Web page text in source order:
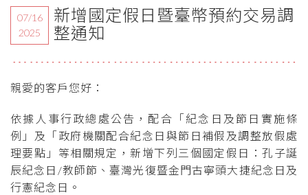
金融資訊
07/16
2025
新增國定假日暨臺幣預約交易調
整通知
親愛的客戶您好：
依據人事行政總處公告，配合「紀念日及節日實施條
例」及「政府機關配合紀念日與節日補假及調整放假處
理要點」等相關規定，新增下列三個國定假日：孔子誕
辰紀念日 /教師節、臺灣光復暨金門古寧頭大捷紀念日及
行憲紀念日。